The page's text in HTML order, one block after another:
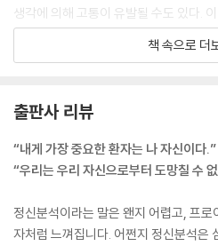
생각에 의해 고통이 유발될 수도 있다.
폭력적일 수 있다.
가능하지 않다.
--- p.65
부주의나 우연으로 그것을 설명하게 된
--- p.87
책 속으로 더
출판사 리뷰
“내게 가장 중요한 환자는 나 자신이다.”
“우리는 우리 자신으로부터 도망칠 수
정신분석이라는 말은 왠지 어렵고, 프
자처럼 느껴집니다. 어쩐지 정신분석은